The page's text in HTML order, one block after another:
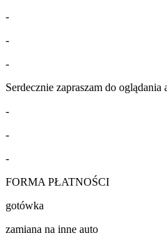
-
-
-
Serdecznie zapraszam do oglądania
-
-
-
FORMA PŁATNOŚCI
gotówka
zamiana na inne auto